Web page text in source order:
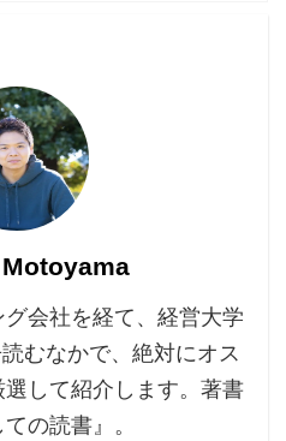
会社を経て、経営大学
むなかで、絶対にオス
して紹介します。著書
の読書』。